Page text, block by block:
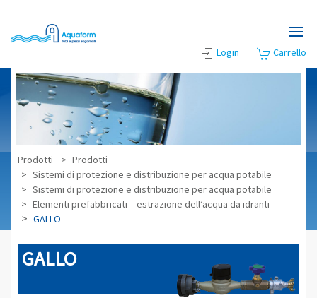
Skip to main content
Login Carrello
Prodotti
Prodotti
Sistemi di protezione e distribuzione per acqua potabile
Sistemi di protezione e distribuzione per acqua potabile
Elementi prefabbricati – estrazione dell’acqua da idranti
GALLO
GALLO